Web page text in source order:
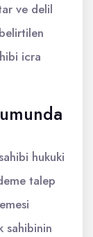
ve delil
icra
hukuki
talep
sahibinin